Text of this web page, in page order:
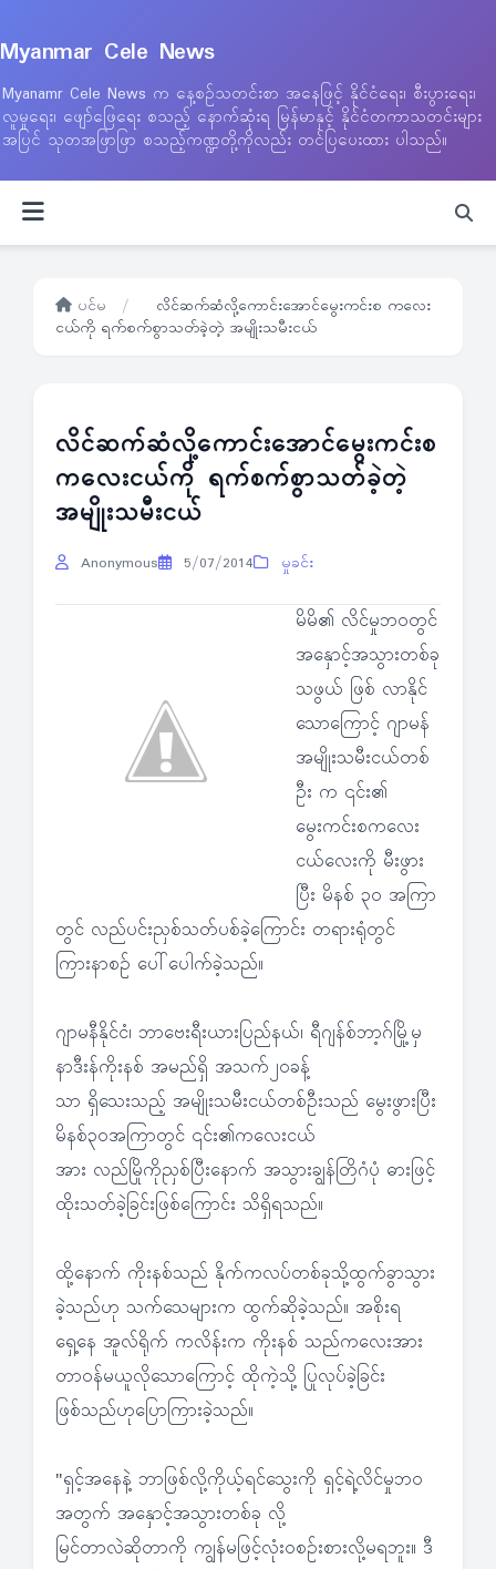
Myanmar Cele News
Myanamr Cele News က နေ့စဉ်သတင်းစာ အနေဖြင့် နိုင်ငံရေး၊ စီးပွားရေး၊
လူမှုရေး၊ ဖျော်ဖြေရေး စသည့် နောက်ဆုံးရ မြန်မာနှင့် နိုင်ငံတကာသတင်းများ
အပြင် သုတအဖြာဖြာ စသည့်ကဏ္ဍတို့ကိုလည်း တင်ပြပေးထား ပါသည်။
ပင်မ /
လိင်ဆက်ဆံလို့ကောင်းအောင်မွေးကင်းစ ကလေး
ငယ်ကို ရက်စက်စွာသတ်ခဲ့တဲ့ အမျိုးသမီးငယ်
လိင်ဆက်ဆံလို့ကောင်းအောင်မွေးကင်းစ
ကလေးငယ်ကို ရက်စက်စွာသတ်ခဲ့တဲ့
အမျိုးသမီးငယ်
Anonymous 5/07/2014 မှုခင်း
မိမိ၏ လိင်မှုဘဝတွင်
အနှောင့်အသွားတစ်ခု
သဖွယ် ဖြစ် လာနိုင်
သောကြောင့် ဂျာမန်
အမျိုးသမီးငယ်တစ်
ဦး က ၎င်း၏
မွေးကင်းစကလေး
ငယ်လေးကို မီးဖွား
ပြီး မိနစ် ၃၀ အကြာ
တွင် လည်ပင်းညှစ်သတ်ပစ်ခဲ့ကြောင်း တရားရုံတွင်
ကြားနာစဉ် ပေါ်ပေါက်ခဲ့သည်။
ဂျာမနီနိုင်ငံ၊ ဘာဗေးရီးယားပြည်နယ်၊ ရီဂျန်စ်ဘာ့ဂ်မြို့မှ
နာဒီးန်ကိုးနစ် အမည်ရှိ အသက်၂၀ခန့်
သာ ရှိသေးသည့် အမျိုးသမီးငယ်တစ်ဦးသည် မွေးဖွားပြီး
မိနစ်၃၀အကြာတွင် ၎င်း၏ကလေးငယ်
အား လည်မြိုကိုညှစ်ပြီးနောက် အသွားချွန်တြိဂံပုံ ဓားဖြင့်
ထိုးသတ်ခဲ့ခြင်းဖြစ်ကြောင်း သိရှိရသည်။
ထို့နောက် ကိုးနစ်သည် နိုက်ကလပ်တစ်ခုသို့ထွက်ခွာသွား
ခဲ့သည်ဟု သက်သေများက ထွက်ဆိုခဲ့သည်။ အစိုးရ
ရှေ့နေ အူလ်ရိုက် ကလိန်းက ကိုးနစ် သည်ကလေးအား
တာဝန်မယူလိုသောကြောင့် ထိုကဲ့သို့ ပြုလုပ်ခဲ့ခြင်း
ဖြစ်သည်ဟုပြောကြားခဲ့သည်။
"ရှင့်အနေနဲ့ ဘာဖြစ်လို့ကိုယ့်ရင်သွေးကို ရှင့်ရဲ့လိင်မှုဘဝ
အတွက် အနှောင့်အသွားတစ်ခု လို့
မြင်တာလဲဆိုတာကို ကျွန်မဖြင့်လုံးဝစဉ်းစားလို့မရဘူး။ ဒီ